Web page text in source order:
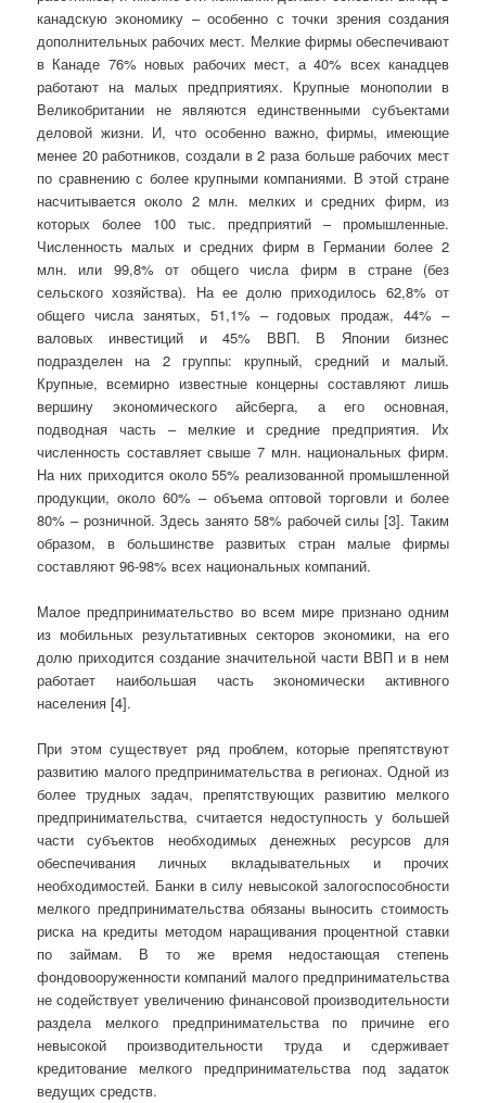
канадскую экономику – особенно с точки зрения создания
дополнительных рабочих мест. Мелкие фирмы обеспечивают
в Канаде 76% новых рабочих мест, а 40% всех канадцев
работают на малых предприятиях. Крупные монополии в
Великобритании не являются единственными субъектами
деловой жизни. И, что особенно важно, фирмы, имеющие
менее 20 работников, создали в 2 раза больше рабочих мест
по сравнению с более крупными компаниями. В этой стране
насчитывается около 2 млн. мелких и средних фирм, из
которых более 100 тыс. предприятий – промышленные.
Численность малых и средних фирм в Германии более 2
млн. или 99,8% от общего числа фирм в стране (без
сельского хозяйства). На ее долю приходилось 62,8% от
общего числа занятых, 51,1% – годовых продаж, 44% –
валовых инвестиций и 45% ВВП. В Японии бизнес
подразделен на 2 группы: крупный, средний и малый.
Крупные, всемирно известные концерны составляют лишь
вершину экономического айсберга, а его основная,
подводная часть – мелкие и средние предприятия. Их
численность составляет свыше 7 млн. национальных фирм.
На них приходится около 55% реализованной промышленной
продукции, около 60% – объема оптовой торговли и более
80% – розничной. Здесь занято 58% рабочей силы [3]. Таким
образом, в большинстве развитых стран малые фирмы
составляют 96-98% всех национальных компаний.
Малое предпринимательство во всем мире признано одним
из мобильных результативных секторов экономики, на его
долю приходится создание значительной части ВВП и в нем
работает наибольшая часть экономически активного
населения [4].
При этом существует ряд проблем, которые препятствуют
развитию малого предпринимательства в регионах. Одной из
более трудных задач, препятствующих развитию мелкого
предпринимательства, считается недоступность у большей
части субъектов необходимых денежных ресурсов для
обеспечивания личных вкладывательных и прочих
необходимостей. Банки в силу невысокой залогоспособности
мелкого предпринимательства обязаны выносить стоимость
риска на кредиты методом наращивания процентной ставки
по займам. В то же время недостающая степень
фондовооруженности компаний малого предпринимательства
не содействует увеличению финансовой производительности
раздела мелкого предпринимательства по причине его
невысокой производительности труда и сдерживает
кредитование мелкого предпринимательства под задаток
ведущих средств.